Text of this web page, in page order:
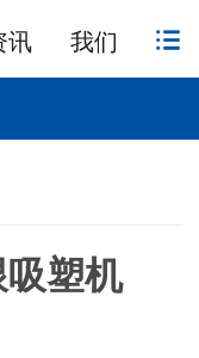
讯 我们
吸塑机